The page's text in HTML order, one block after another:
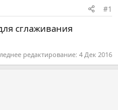
#1
сглаживания
редактирование: 4 Дек 2016